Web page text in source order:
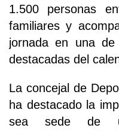
1.500 personas
familiares y
jornada en una
destacadas del
La concejal de
ha destacado la
sea sede de